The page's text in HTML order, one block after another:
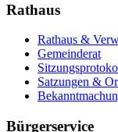
Rathaus
Rathaus &
Gemeinderat
Satzungen &
Bürgerservice